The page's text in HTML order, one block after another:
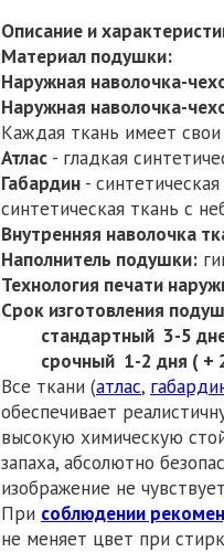
Описание и
Материал подушки:
Наружная наволочка-
Наружная наволочка-
Каждая ткань имеет свои
Атлас - гладкая
Габардин -
синтетическая ткань с
Внутренняя наволочка
Наполнитель подушки:
Технология печати
Срок изготовления
стандартный 3-5
срочный 1-2 дня ( +
Все ткани (атлас,
обеспечивает
высокую химическую
запаха, абсолютно
изображение не
При соблюдении
не меняет цвет при